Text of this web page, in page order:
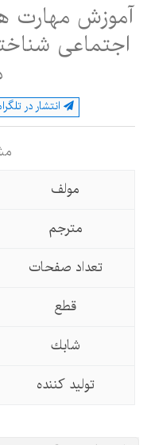
آموزش مهارت
اجتماعی
انتشار در
مولف
مترجم
تعداد صفحات
قطع
شابك
تولید كننده